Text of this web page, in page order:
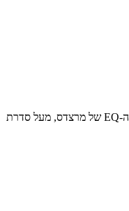
רכב פנאי חשמלי-יוקרתי 7 מקומות המבוסס על פלטפורמת EVA של מרצדס, המקבילה החשמלית ל‑GLS, ומבוסס על אותה ארכיטקטורה של ה- EQS סדאן. מהווה את הדגם הבכיר ביותר בהיצע ה-EQ של מרצדס, מעל סדרת